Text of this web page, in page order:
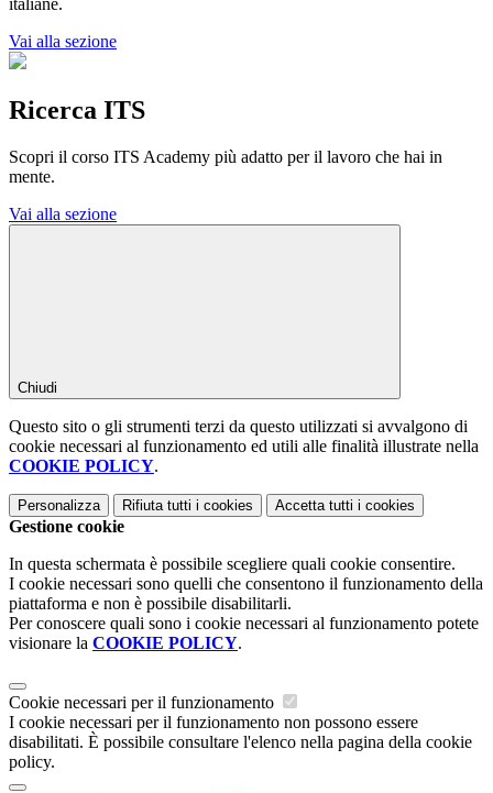
italiane.
Vai alla sezione
Ricerca ITS
Scopri il corso ITS Academy più adatto per il lavoro che hai in
mente.
Vai alla sezione
Chiudi
Questo sito o gli strumenti terzi da questo utilizzati si avvalgono di
cookie necessari al funzionamento ed utili alle finalità illustrate nella
COOKIE POLICY.
Personalizza Rifiuta tutti i cookies Accetta tutti i cookies
Gestione cookie
In questa schermata è possibile scegliere quali cookie consentire.
I cookie necessari sono quelli che consentono il funzionamento della
piattaforma e non è possibile disabilitarli.
Per conoscere quali sono i cookie necessari al funzionamento potete
visionare la COOKIE POLICY.
Cookie necessari per il funzionamento
I cookie necessari per il funzionamento non possono essere
disabilitati. È possibile consultare l'elenco nella pagina della cookie
policy.